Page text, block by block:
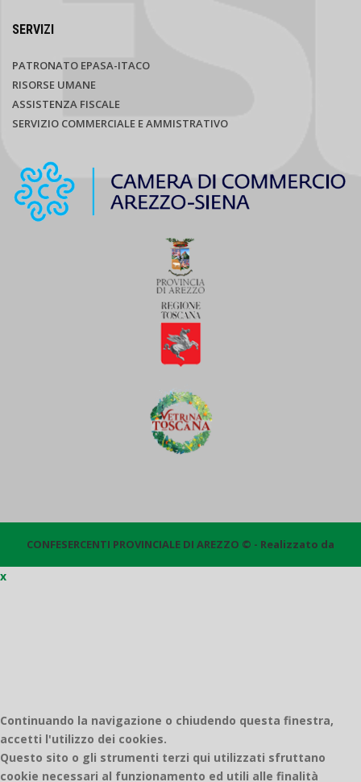
SERVIZI
PATRONATO EPASA-ITACO
RISORSE UMANE
ASSISTENZA FISCALE
SERVIZIO COMMERCIALE E AMMISTRATIVO
CONFESERCENTI PROVINCIALE DI AREZZO © - Realizzato da
x
Continuando la navigazione o chiudendo questa finestra,
accetti l'utilizzo dei cookies.
Questo sito o gli strumenti terzi qui utilizzati sfruttano
cookie necessari al funzionamento ed utili alle finalità